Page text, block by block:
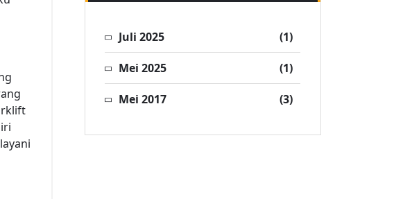
Juli 2025 (1)
Mei 2025 (1)
Mei 2017 (3)